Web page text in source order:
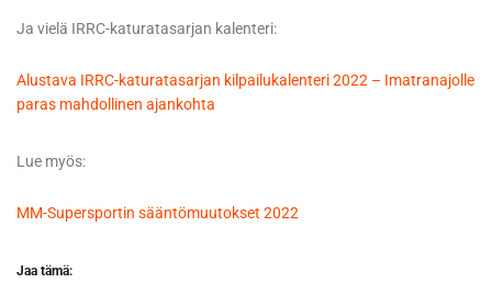
Ja vielä IRRC-katuratasarjan kalenteri:
Alustava IRRC-katuratasarjan kilpailukalenteri 2022 – Imatranajolle
paras mahdollinen ajankohta
Lue myös:
MM-Supersportin sääntömuutokset 2022
Jaa tämä: